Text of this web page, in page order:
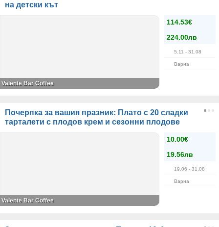
на детски кът
114.53€
224.00лв
5.11 - 31.08
Варна
Valente Bar Coffee
Почерпка за вашия празник: Плато с 20 сладки
тарталети с плодов крем и сезонни плодове
10.00€
19.56лв
19.06 - 31.08
Варна
Valente Bar Coffee